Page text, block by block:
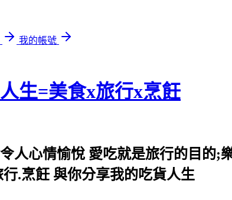
我的帳號
生=美食x旅行x烹飪
人心情愉悅 愛吃就是旅行的目的;
.烹飪 與你分享我的吃貨人生